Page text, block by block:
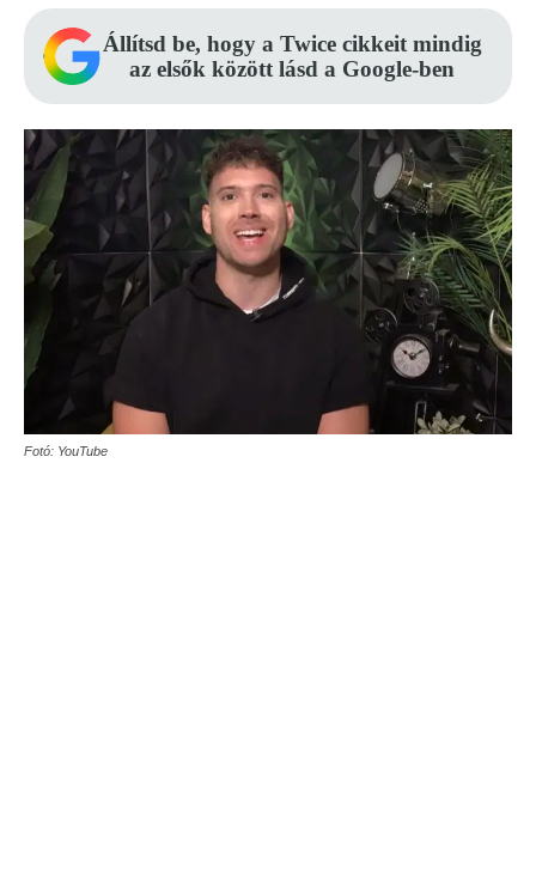
Állítsd be, hogy a Twice cikkeit mindig
az elsők között lásd a Google-ben
Fotó: YouTube